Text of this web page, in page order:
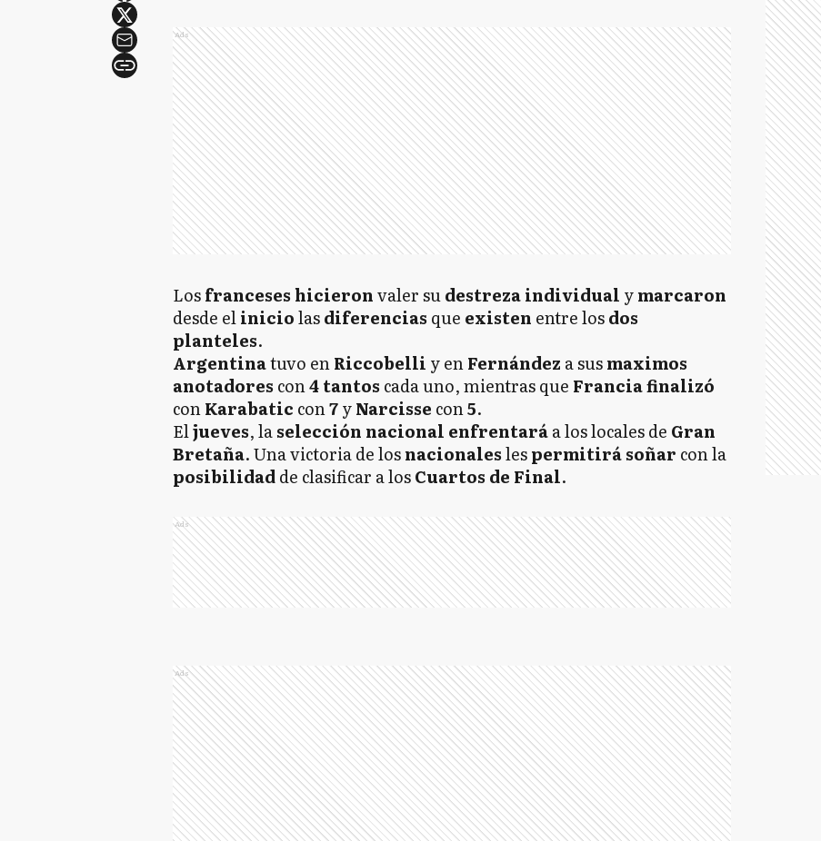
Ads
Losfranceses hicieronvaler sudestreza individual ymarcaron
desde eliniciolasdiferencias que existen entre losdos
planteles.
Argentinatuvo enRiccobelli y enFernández a susmaximos
anotadores con4 tantos cada uno, mientras que Francia finalizó
conKarabatic con7yNarcisse con5.
Eljueves, laselección nacional enfrentaráa los locales de Gran
Bretaña. Una victoria de losnacionaleslespermitirá soñar con la
posibilidadde clasificar a losCuartos de Final.
Ads
Ads